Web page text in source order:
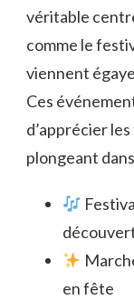
véritable
comme le
viennent
Ces
d’apprécier
plongeant
en fête